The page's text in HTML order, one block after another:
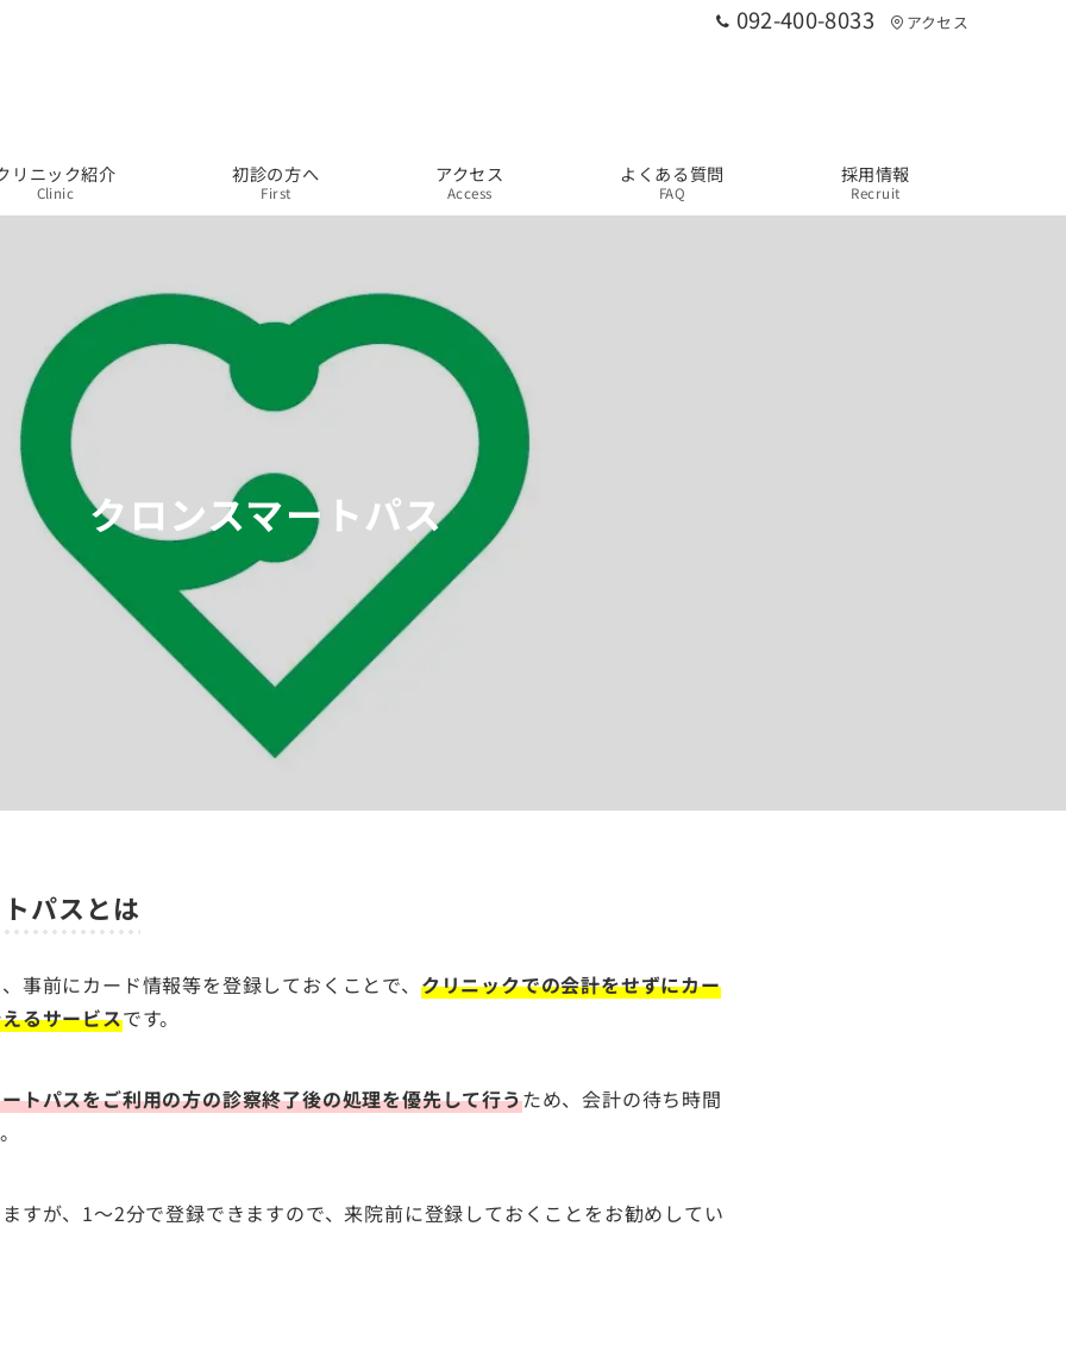
092-400-8033 アクセス
リニック紹介
Clinic
初診の方へ
First
アクセス
Access
よくある質問
FAQ
採用情報
Recruit
クロンスマートパス
パスとは
事前にカード情報等を登録しておくことで、 クリニックでの会計をせずにカー
るサービスです。
トパスをご利用の方の診察終了後の処理を優先して行うため、会計の待ち時間
すが、1〜2分で登録できますので、来院前に登録しておくことをお勧めしてい